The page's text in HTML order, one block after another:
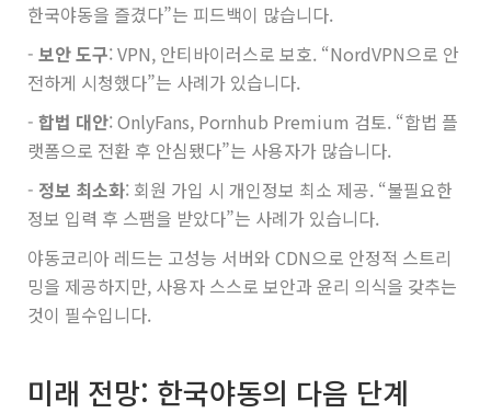
한국야동을 즐겼다”는 피드백이 많습니다.
- 보안 도구: VPN, 안티바이러스로 보호. “NordVPN으로 안
전하게 시청했다”는 사례가 있습니다.
- 합법 대안: OnlyFans, Pornhub Premium 검토. “합법 플
랫폼으로 전환 후 안심됐다”는 사용자가 많습니다.
- 정보 최소화: 회원 가입 시 개인정보 최소 제공. “불필요한
정보 입력 후 스팸을 받았다”는 사례가 있습니다.
야동코리아 레드는 고성능 서버와 CDN으로 안정적 스트리
밍을 제공하지만, 사용자 스스로 보안과 윤리 의식을 갖추는
것이 필수입니다.
미래 전망: 한국야동의 다음 단계